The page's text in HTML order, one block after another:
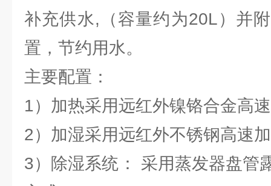
补充供水,（容量约为20L）并
置，节约用水。
主要配置：
1）加热采用远红外镍铬合金高
2）加湿采用远红外不锈钢高速
3）除湿系统： 采用蒸发器盘管